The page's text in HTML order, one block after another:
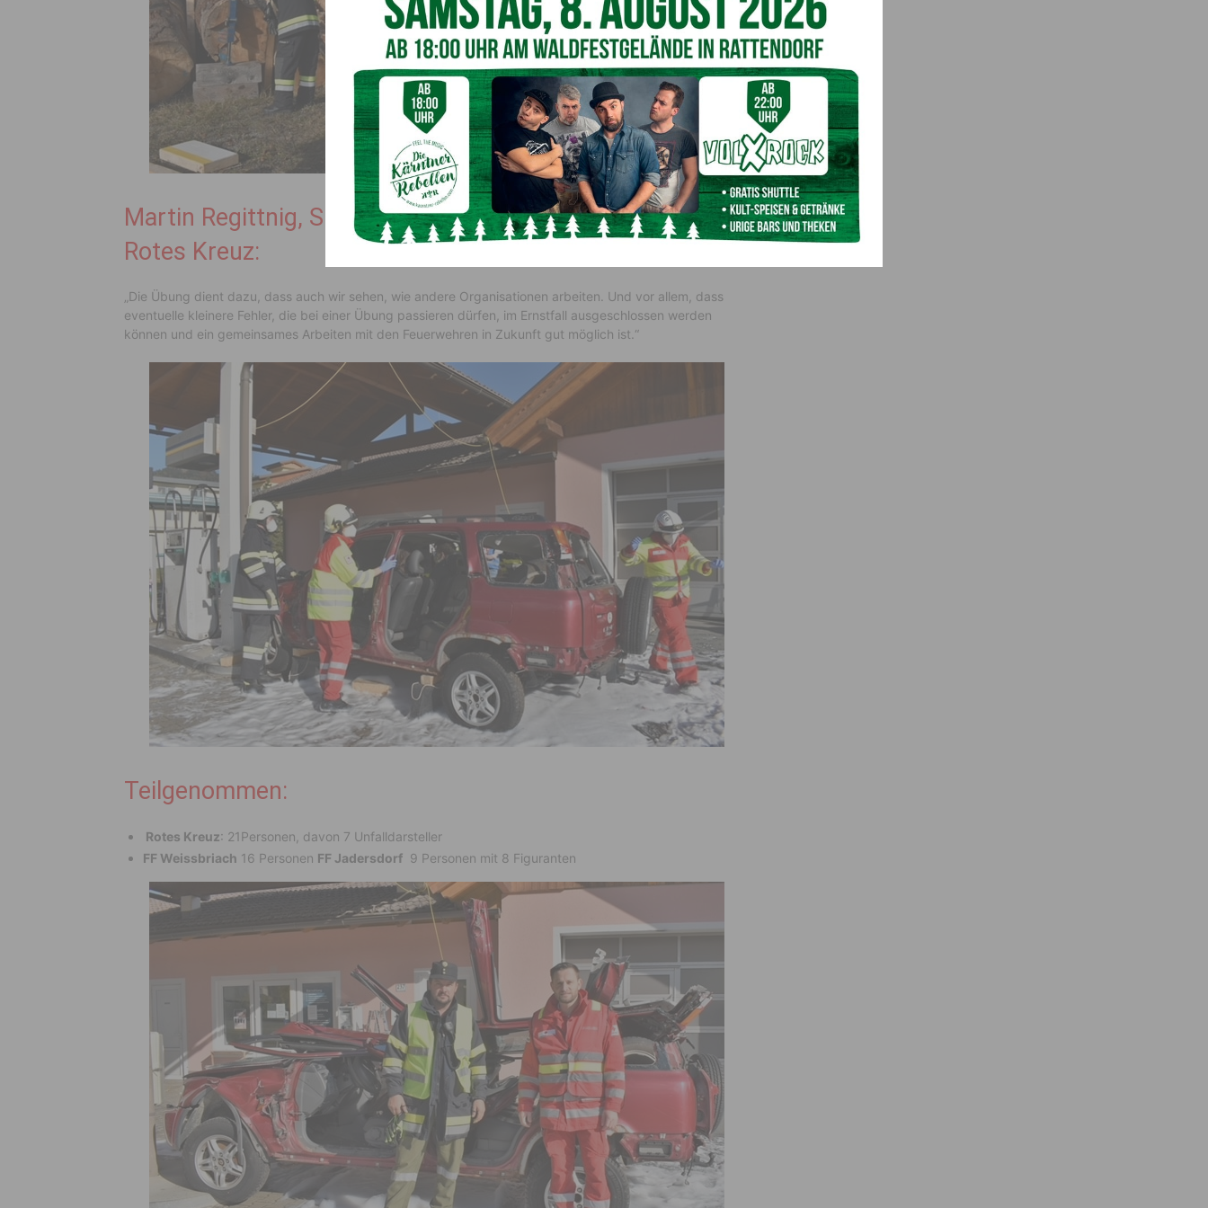
Martin Regittnig, SEG Kommandant und Einsatzleiter
Rotes Kreuz:
„Die Übung dient dazu, dass auch wir sehen, wie andere Organisationen arbeiten. Und vor allem, dass
eventuelle kleinere Fehler, die bei einer Übung passieren dürfen, im Ernstfall ausgeschlossen werden
können und ein gemeinsames Arbeiten mit den Feuerwehren in Zukunft gut möglich ist.“
Teilgenommen:
Rotes Kreuz: 21Personen, davon 7 Unfalldarsteller
FF Weissbriach 16 Personen FF Jadersdorf 9 Personen mit 8 Figuranten